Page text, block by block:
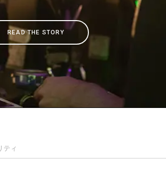
READ THE STORY
ティ
一緒に働く